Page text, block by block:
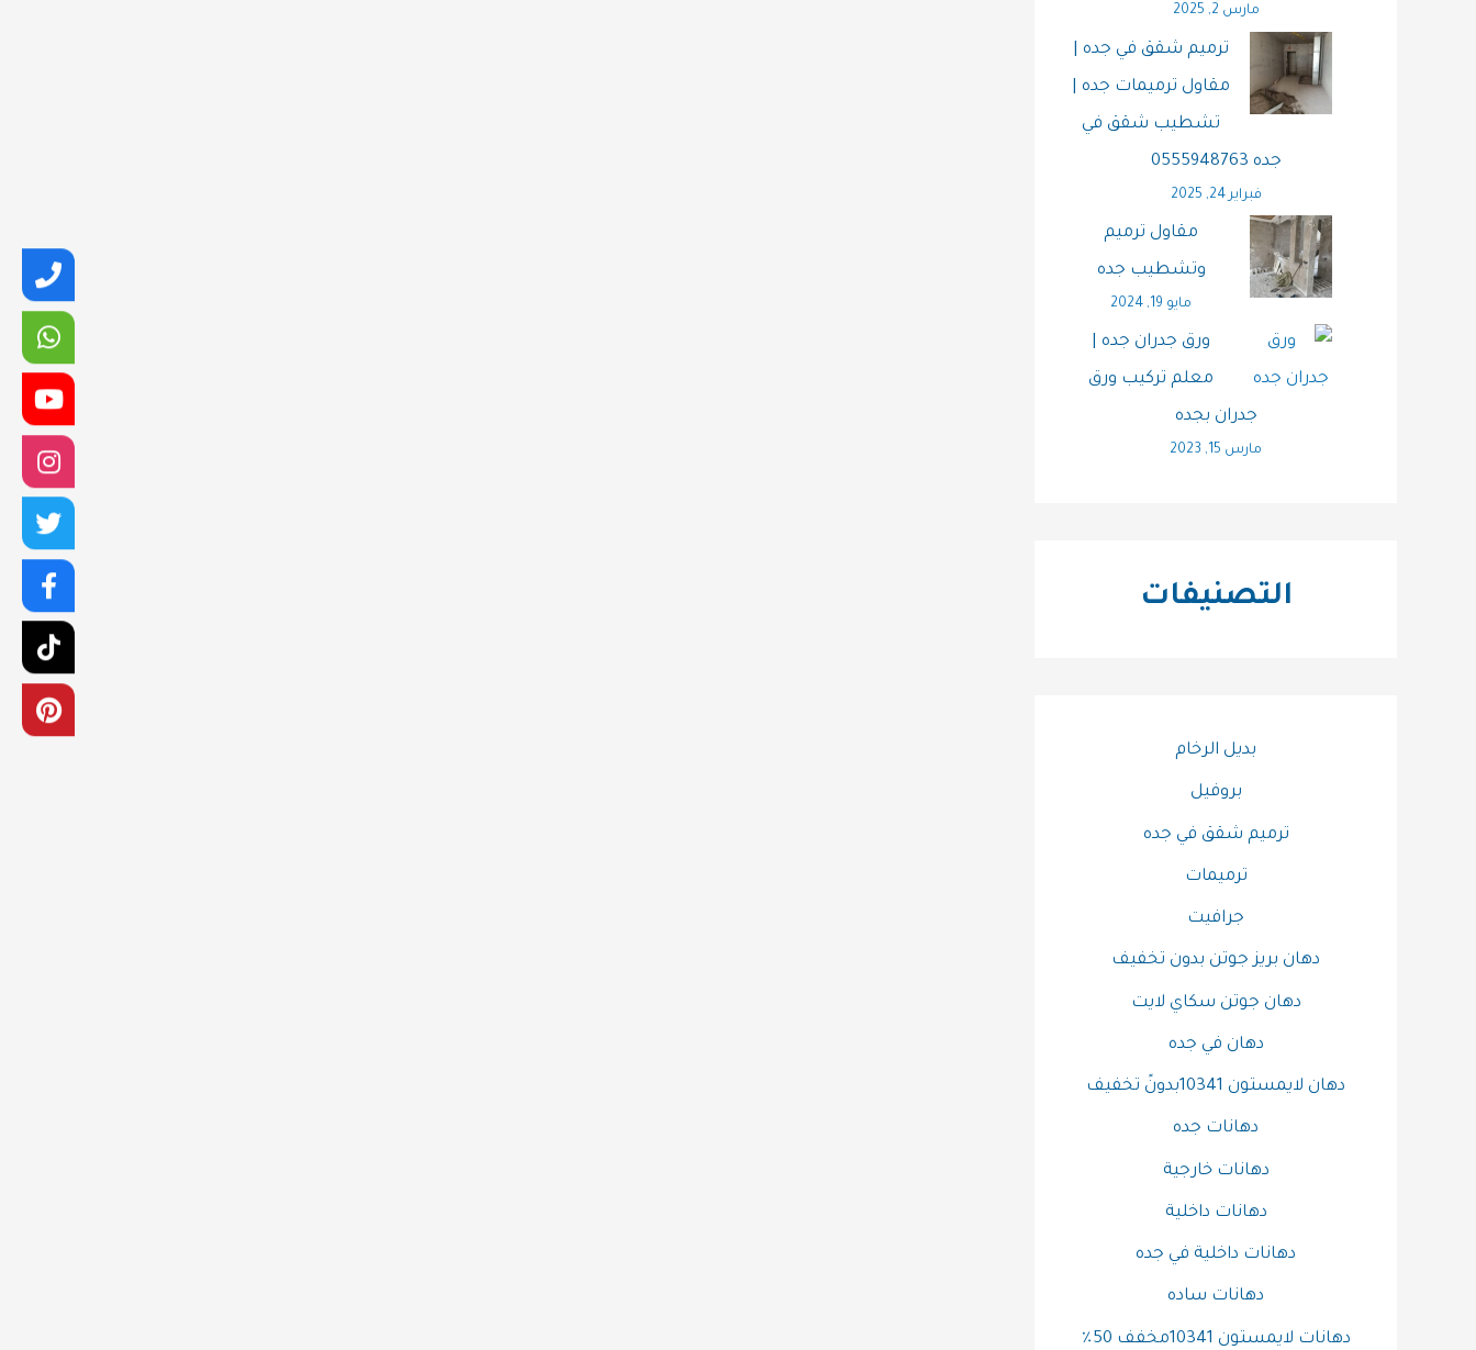
مارس 2, 2025
ترميم شقق في جده |
مقاول ترميمات جده |
تشطيب شقق في
جده 0555948763
فبراير 24, 2025
مقاول ترميم
وتشطيب جده
مايو 19, 2024
ورق جدران جده |
معلم تركيب ورق
جدران بجده
مارس 15, 2023
التصنيفات
بديل الرخام
بروفيل
ترميم شقق في جده
ترميمات
جرافيت
دهان بريز جوتن بدون تخفيف
دهان جوتن سكاي لايت
دهان في جده
دهان لايمستون 10341بدونً تخفيف
دهانات جده
دهانات خارجية
دهانات داخلية
دهانات داخلية في جده
دهانات ساده
دهانات لايمستون 10341مخفف 50٪